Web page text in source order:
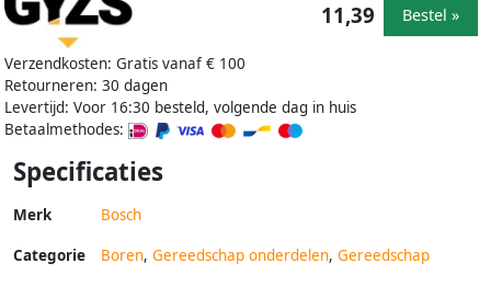
Verzendkosten: Gratis vanaf € 100
Retourneren: 30 dagen
Levertijd: Voor 16:30 besteld, volgende dag in huis
Betaalmethodes:
11,39 Bestel »
Specificaties
Merk Bosch
Categorie Boren, Gereedschap onderdelen, Gereedschap